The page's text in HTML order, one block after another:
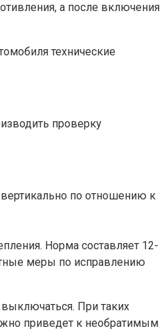
а после включения
технические
проверку
по отношению к
Норма составляет 12-
меры по исправлению
При таких
приведет к необратимым